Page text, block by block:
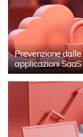
Prevenzione
applicazioni